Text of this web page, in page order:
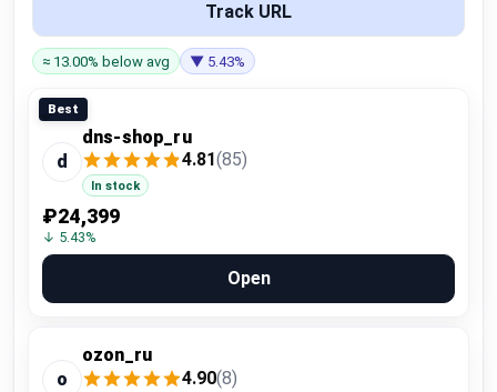
Track URL
≈ 13.00% below avg ▼ 5.43%
Best
d
dns-shop_ru
4.81(85)
In stock
₽24,399
↓ 5.43%
Open
o
ozon_ru
4.90(8)